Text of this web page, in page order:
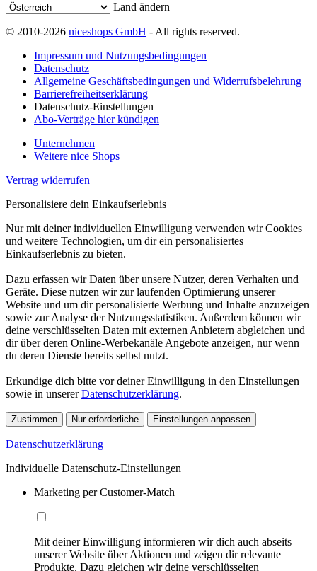
Land ändern
© 2010-2026 niceshops GmbH - All rights reserved.
Impressum und Nutzungsbedingungen
Datenschutz
Allgemeine Geschäftsbedingungen und Widerrufsbelehrung
Barrierefreiheitserklärung
Datenschutz-Einstellungen
Abo-Verträge hier kündigen
Unternehmen
Weitere nice Shops
Vertrag widerrufen
Personalisiere dein Einkaufserlebnis
Nur mit deiner individuellen Einwilligung verwenden wir Cookies
und weitere Technologien, um dir ein personalisiertes
Einkaufserlebnis zu bieten.
Dazu erfassen wir Daten über unsere Nutzer, deren Verhalten und
Geräte. Diese nutzen wir zur laufenden Optimierung unserer
Website und um dir personalisierte Werbung und Inhalte anzuzeigen
sowie zur Analyse der Nutzungsstatistiken. Außerdem können wir
deine verschlüsselten Daten mit externen Anbietern abgleichen und
dir über deren Online-Werbekanäle Angebote anzeigen, nur wenn
du deren Dienste bereits selbst nutzt.
Erkundige dich bitte vor deiner Einwilligung in den Einstellungen
sowie in unsererDatenschutzerklärung.
Zustimmen Nur erforderliche Einstellungen anpassen
Datenschutzerklärung
Individuelle Datenschutz-Einstellungen
Marketing per Customer-Match
Mit deiner Einwilligung informieren wir dich auch abseits
unserer Website über Aktionen und zeigen dir relevante
Produkte. Dazu gleichen wir deine verschlüsselten